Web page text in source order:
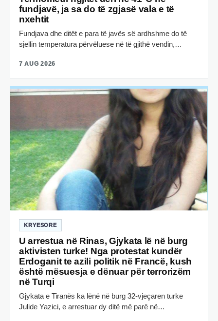
fundjavë, ja sa do të zgjasë vala e të
nxehtit
Fundjava dhe ditët e para të javës së ardhshme do të
sjellin temperatura përvëluese në të gjithë vendin,…
7 AUG 2026
KRYESORE
U arrestua në Rinas, Gjykata lë në burg
aktivisten turke! Nga protestat kundër
Erdoganit te azili politik në Francë, kush
është mësuesja e dënuar për terrorizëm
në Turqi
Gjykata e Tiranës ka lënë në burg 32-vjeçaren turke
Julide Yazici, e arrestuar dy ditë më parë në…